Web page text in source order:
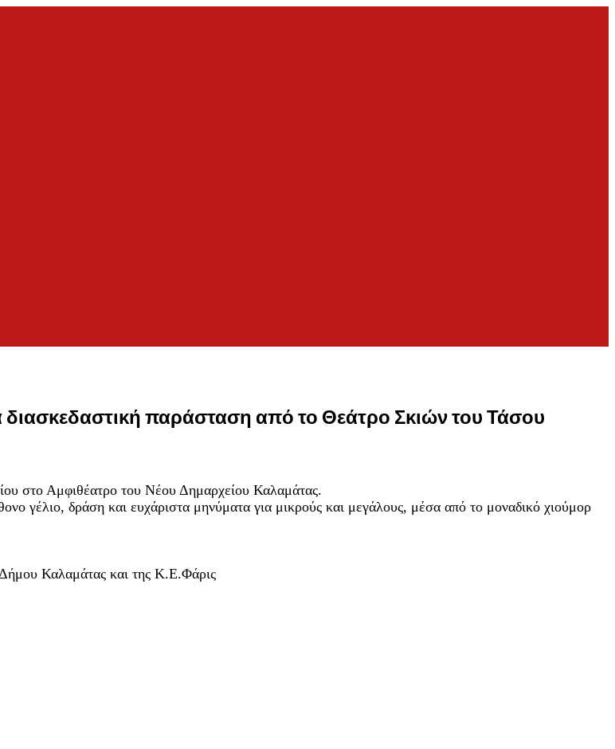
διασκεδαστική παράσταση από το Θεάτρο Σκιών του Τάσου
στο Αμφιθέατρο του Νέου Δημαρχείου Καλαμάτας.
γέλιο, δράση και ευχάριστα μηνύματα για μικρούς και μεγάλους, μέσα από το μοναδικό χιούμορ
Καλαμάτας και της Κ.Ε.Φάρις